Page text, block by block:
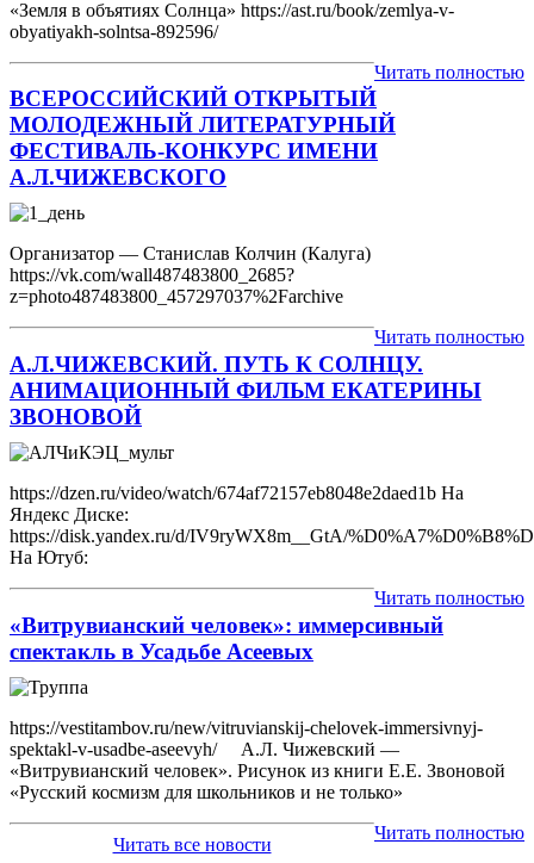
«Земля в объятиях Солнца» https://ast.ru/book/zemlya-v-
obyatiyakh-solntsa-892596/
Читать полностью
ВСЕРОССИЙСКИЙ ОТКРЫТЫЙ
МОЛОДЕЖНЫЙ ЛИТЕРАТУРНЫЙ
ФЕСТИВАЛЬ-КОНКУРС ИМЕНИ
А.Л.ЧИЖЕВСКОГО
Организатор — Станислав Колчин (Калуга)
https://vk.com/wall487483800_2685?
z=photo487483800_457297037%2Farchive
Читать полностью
А.Л.ЧИЖЕВСКИЙ. ПУТЬ К СОЛНЦУ.
АНИМАЦИОННЫЙ ФИЛЬМ ЕКАТЕРИНЫ
ЗВОНОВОЙ
https://dzen.ru/video/watch/674af72157eb8048e2daed1b На
Яндекс Диске:
https://disk.yandex.ru/d/IV9ryWX8m__GtA/
На Ютуб:
Читать полностью
«Витрувианский человек»: иммерсивный
спектакль в Усадьбе Асеевых
https://vestitambov.ru/new/vitruvianskij-chelovek-immersivnyj-
spektakl-v-usadbe-aseevyh/ А.Л. Чижевский —
«Витрувианский человек». Рисунок из книги Е.Е. Звоновой
«Русский космизм для школьников и не только»
Читать полностью
Читать все новости